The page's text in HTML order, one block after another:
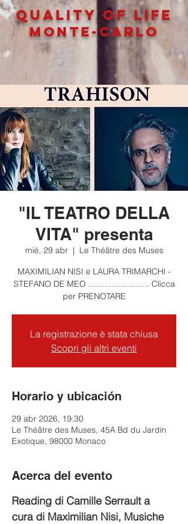
QUALITY OF LIFe
MONTE-CARLO
"IL TEATRO DELLA
VITA" presenta
mié, 29 abr
  |
Le Théâtre des Muses
MAXIMILIAN NISI e LAURA TRIMARCHI -
STEFANO DE MEO .......................... Clicca
per PRENOTARE
La registrazione è stata chiusa
Scopri gli altri eventi
Horario y ubicación
29 abr 2026, 19:30
Le Théâtre des Muses, 45A Bd du Jardin
Exotique, 98000 Monaco
Acerca del evento
Reading di Camille Serrault a
cura di Maximilian Nisi, Musiche